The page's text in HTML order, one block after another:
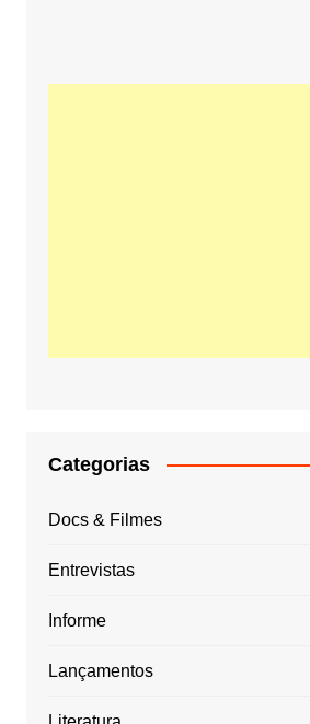
Categorias
Docs & Filmes
Entrevistas
Informe
Lançamentos